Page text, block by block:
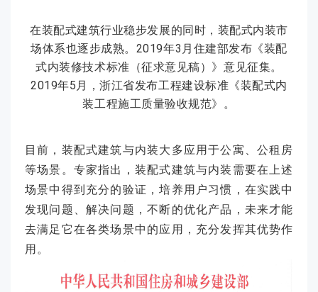
在装配式建筑行业稳步发展的同时，装配式内装市
场体系也逐步成熟。2019年3月住建部发布《装配
式内装修技术标准（征求意见稿）》意见征集。
2019年5月，浙江省发布工程建设标准《装配式内
装工程施工质量验收规范》。
目前，装配式建筑与内装大多应用于公寓、公租房
等场景。专家指出，装配式建筑与内装需要在上述
场景中得到充分的验证，培养用户习惯，在实践中
发现问题、解决问题，不断的优化产品，未来才能
去满足它在各类场景中的应用，充分发挥其优势作
用。